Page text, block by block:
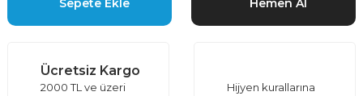
Sepete Ekle Hemen Al
Ücretsiz Kargo
2000 TL ve üzeri
Hijyen kurallarına